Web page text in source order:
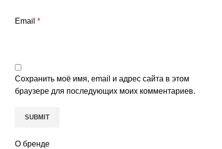
Email *
Сохранить моё имя, email и адрес сайта в этом
браузере для последующих моих комментариев.
О бренде